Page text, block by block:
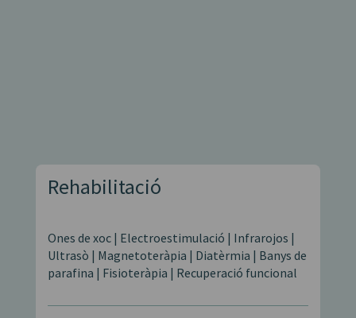
Rehabilitació
Ones de xoc | Electroestimulació | Infrarojos |
Ultrasò | Magnetoteràpia | Diatèrmia | Banys de
parafina | Fisioteràpia | Recuperació funcional